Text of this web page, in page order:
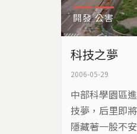
開發 公害
科技之夢
2006-05-29
中部科學園區
技夢，后里即
隱藏著一股不